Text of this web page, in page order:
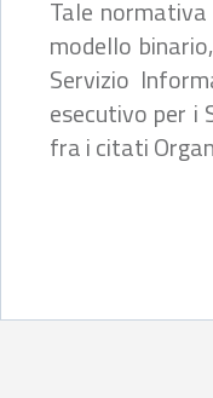
Tale
modello
Servizio
esecutivo per i
fra i citati